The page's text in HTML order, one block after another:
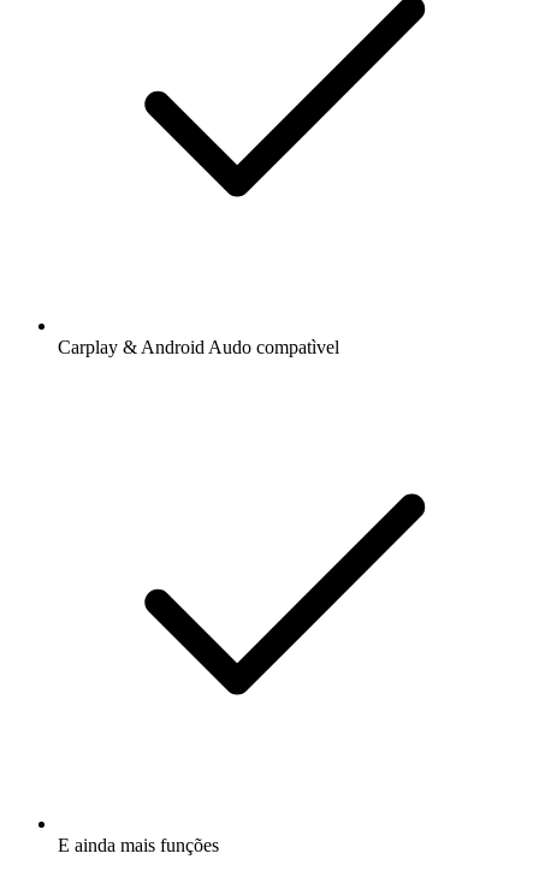
Carplay & Android Audo compatìvel
E ainda mais funções